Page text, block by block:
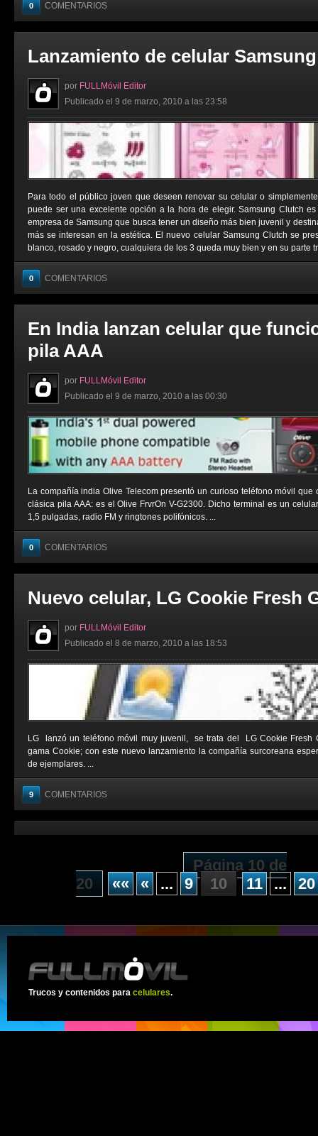
0 COMENTARIOS
Lanzamiento de celular
por FULLMóvil Editor
Publicado el 9 de marzo, 2010 a las 23:58
Para todo el público joven que deseen renovar su celular o
puede ser una excelente opción a la hora de elegir. Samsung Clutch
empresa de Samsung que busca tener un diseño más bien juvenil y
más se interesan en la estética. El nuevo celular Samsung Clutch se
blanco, rosado y negro, cualquiera de los 3 queda muy bien y en su parte
0 COMENTARIOS
En India lanzan celular que
pila AAA
por FULLMóvil Editor
Publicado el 9 de marzo, 2010 a las 00:30
La compañía india Olive Telecom presentó un curioso teléfono móvil
clásica pila AAA: es el Olive FrvrOn V-G2300. Dicho terminal es un
1,5 pulgadas, radio FM y ringtones polifónicos. ...
0 COMENTARIOS
Nuevo celular, LG Cookie Fresh
por FULLMóvil Editor
Publicado el 8 de marzo, 2010 a las 18:53
LG lanzó un teléfono móvil muy juvenil, se trata del LG Cookie Fresh
gama Cookie; con este nuevo lanzamiento la compañía surcoreana
de ejemplares. ...
9 COMENTARIOS
Página 10 de
20
«« « ... 9 10 11 ... 20
Trucos y contenidos para celulares.